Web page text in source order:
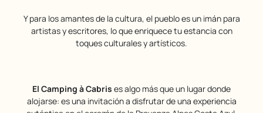
Y para los amantes de la cultura, el pueblo es un imán para
artistas y escritores, lo que enriquece tu estancia con
toques culturales y artísticos.
El Camping à Cabris es algo más que un lugar donde
alojarse: es una invitación a disfrutar de una experiencia